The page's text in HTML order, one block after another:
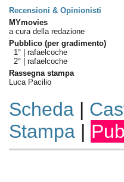
Recensioni & Opinionisti
MYmovies
a cura della redazione
Pubblico (per gradimento)
1° | rafaelcoche
2° | rafaelcoche
Rassegna stampa
Luca Pacilio
Scheda|
Stampa|